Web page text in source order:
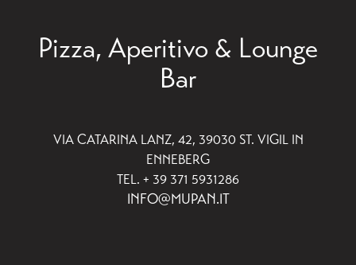
Pizza, Aperitivo & Lounge
Bar
VIA CATARINA LANZ, 42, 39030 ST. VIGIL IN
ENNEBERG
TEL. + 39 371 5931286
INFO@MUPAN.IT